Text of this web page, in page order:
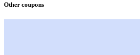
Other coupons